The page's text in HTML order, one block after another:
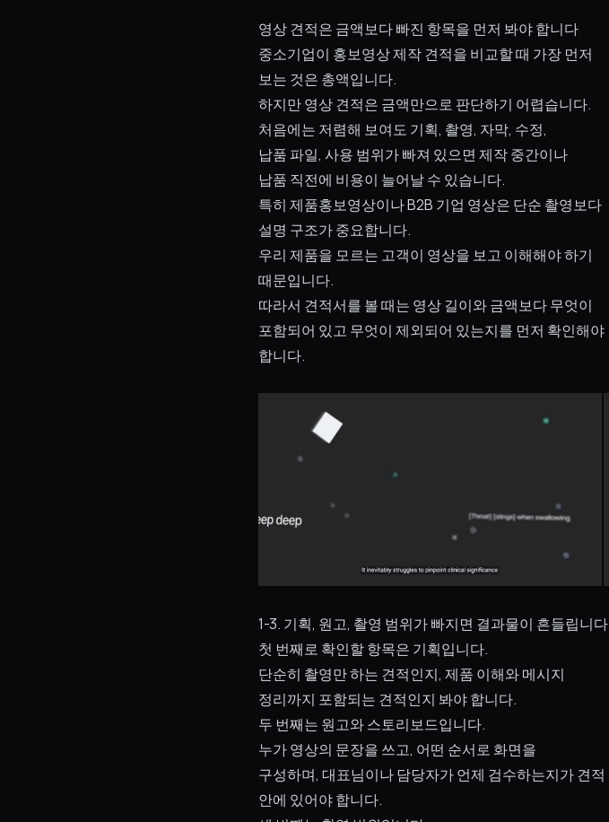
영상 견적은 금액보다 빠진 항목을 먼저 봐야 합니다
중소기업이 홍보영상 제작 견적을 비교할 때 가장 먼저
보는 것은 총액입니다.
하지만 영상 견적은 금액만으로 판단하기 어렵습니다.
처음에는 저렴해 보여도 기획, 촬영, 자막, 수정,
납품 파일, 사용 범위가 빠져 있으면 제작 중간이나
납품 직전에 비용이 늘어날 수 있습니다.
특히 제품홍보영상이나 B2B 기업 영상은 단순 촬영보다
설명 구조가 중요합니다.
우리 제품을 모르는 고객이 영상을 보고 이해해야 하기
때문입니다.
따라서 견적서를 볼 때는 영상 길이와 금액보다 무엇이
포함되어 있고 무엇이 제외되어 있는지를 먼저 확인해야
합니다.
1-3. 기획, 원고, 촬영 범위가 빠지면 결과물이 흔들립니다
첫 번째로 확인할 항목은 기획입니다.
단순히 촬영만 하는 견적인지, 제품 이해와 메시지
정리까지 포함되는 견적인지 봐야 합니다.
두 번째는 원고와 스토리보드입니다.
누가 영상의 문장을 쓰고, 어떤 순서로 화면을
구성하며, 대표님이나 담당자가 언제 검수하는지가 견적
안에 있어야 합니다.